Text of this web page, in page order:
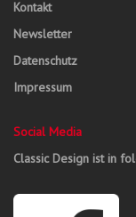
Kontakt
Newsletter
Datenschutz
Impressum
Social Media
Classic Design ist in